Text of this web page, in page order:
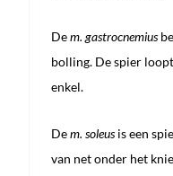
Dem. gastrocnemius
bolling. De spier
enkel.
Dem. soleusis een
van net onder het